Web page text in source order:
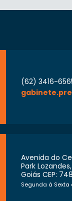
(62) 3416-
Avenida do
Park
Goiás CEP:
Segunda à Sexta